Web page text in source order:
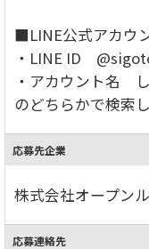
■LINE公式アカウ
・LINE ID
・アカウント名
のどちらかで検索
応募先企業
株式会社オープン
応募連絡先